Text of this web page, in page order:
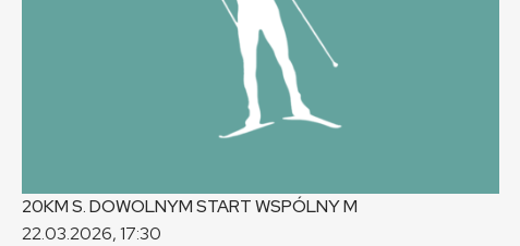
20KM S. DOWOLNYM START WSPÓLNYM
22.03.2026, 17:30